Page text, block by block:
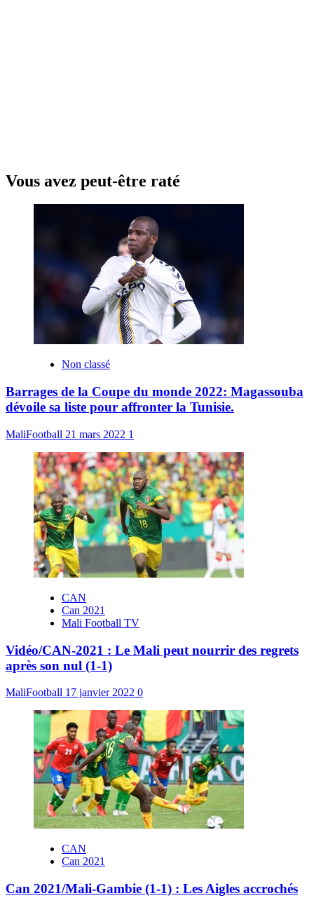
Vous avez peut-être raté
Non classé
Barrages de la Coupe du monde 2022: Magassouba
dévoile sa liste pour affronter la Tunisie.
MaliFootball 21 mars 2022 1
CAN
Can 2021
Mali Football TV
Vidéo/CAN-2021 : Le Mali peut nourrir des regrets
après son nul (1-1)
MaliFootball 17 janvier 2022 0
CAN
Can 2021
Can 2021/Mali-Gambie (1-1) : Les Aigles accrochés